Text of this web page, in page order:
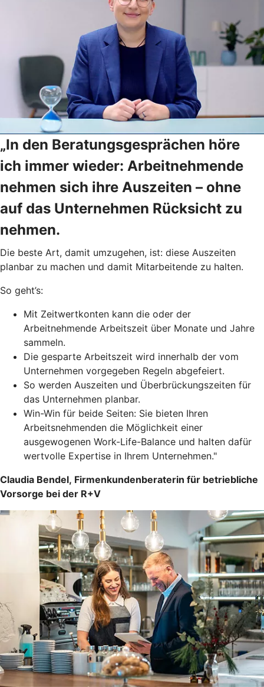
„In den Beratungsgesprächen höre
ich immer wieder: Arbeitnehmende
nehmen sich ihre Auszeiten – ohne
auf das Unternehmen Rücksicht zu
nehmen.
Die beste Art, damit umzugehen, ist: diese Auszeiten
planbar zu machen und damit Mitarbeitende zu halten.
So geht’s:
Mit Zeitwertkonten kann die oder der
Arbeitnehmende Arbeitszeit über Monate und Jahre
sammeln.
Die gesparte Arbeitszeit wird innerhalb der vom
Unternehmen vorgegeben Regeln abgefeiert.
So werden Auszeiten und Überbrückungszeiten für
das Unternehmen planbar.
Win-Win für beide Seiten: Sie bieten Ihren
Arbeitsnehmenden die Möglichkeit einer
ausgewogenen Work-Life-Balance und halten dafür
wertvolle Expertise in Ihrem Unternehmen."
Claudia Bendel, Firmenkundenberaterin für betriebliche
Vorsorge bei der R+V